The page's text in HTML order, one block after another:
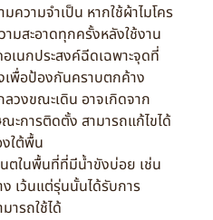
ความจำเป็น หากใช้ผ้าไมโคร
ามสะอาดทุกครั้งหลังใช้งาน
เนกประสงค์ฉีดเฉพาะจุดที่
เพื่อป้องกันคราบตกค้าง
วงขณะเดิน อาจเกิดจาก
ะการติดตั้ง สามารถแก้ไขได้
ใต้พื้น
นตในพื้นที่ที่มีน้ำขังบ่อย เช่น
เว้นแต่รุ่นนั้นได้รับการ
ารถใช้ได้